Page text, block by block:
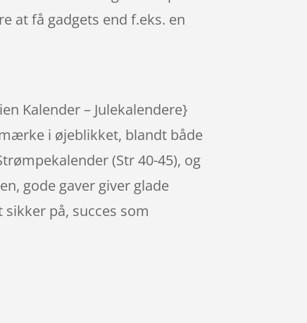
at få gadgets end f.eks. en
Kalender – Julekalendere}
i øjeblikket, blandt både
(Str 40-45), og
gode gaver giver glade
på, succes som